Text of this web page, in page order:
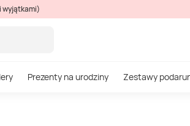
wyjątkami)
Prezenty na urodziny Zestawy